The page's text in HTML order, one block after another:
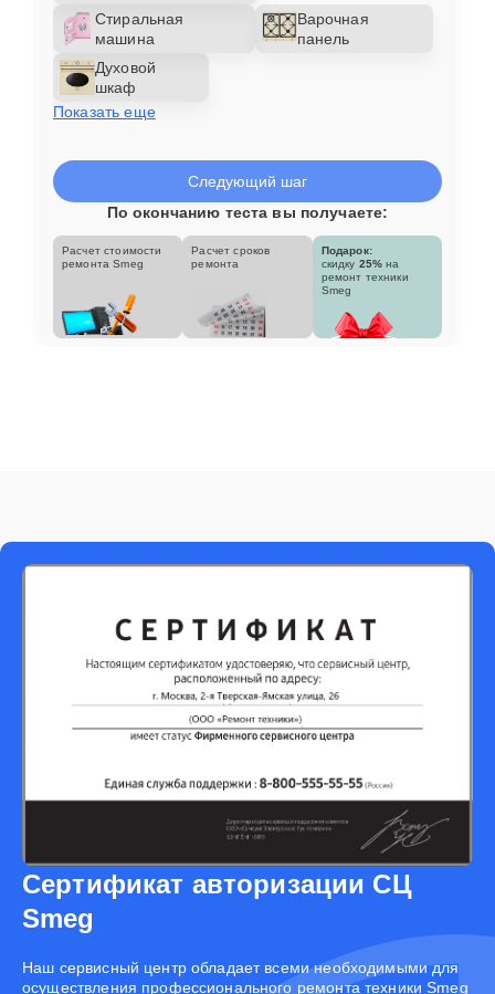
Стиральная
машина
Варочная
панель
Духовой
шкаф
Показать еще
Следующий шаг
По окончанию теста вы получаете:
Расчет стоимости
ремонта Smeg
Расчет сроков
ремонта
Подарок:
скидку 25% на
ремонт техники
Smeg
Сертификат авторизации СЦ
Smeg
Наш сервисный центр обладает всеми необходимыми для
осуществления профессионального ремонта техники Smeg